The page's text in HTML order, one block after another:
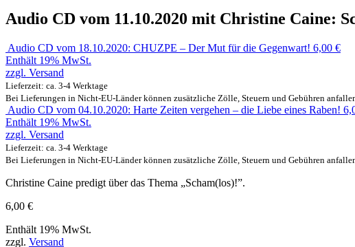
Audio CD vom 11.10.2020 mit Christine Caine:
Audio CD vom 18.10.2020: CHUZPE – Der Mut für die Gegenwart! 6,00 €
Enthält 19% MwSt.
zzgl. Versand
Lieferzeit: ca. 3-4 Werktage
Bei Lieferungen in Nicht-EU-Länder können zusätzliche Zölle, Steuern und Gebühren
Audio CD vom 04.10.2020: Harte Zeiten vergehen – die Liebe eines Raben!
Enthält 19% MwSt.
zzgl. Versand
Lieferzeit: ca. 3-4 Werktage
Bei Lieferungen in Nicht-EU-Länder können zusätzliche Zölle, Steuern und Gebühren
Christine Caine predigt über das Thema „Scham(los)!”.
6,00 €
Enthält 19% MwSt.
zzgl. Versand